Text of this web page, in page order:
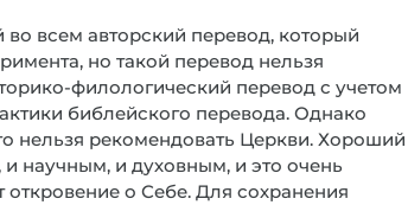
всем авторский перевод, который
но такой перевод нельзя
филологический перевод с учетом
библейского перевода. Однако
нельзя рекомендовать Церкви. Хороший
научным, и духовным, и это очень
о Себе. Для сохранения